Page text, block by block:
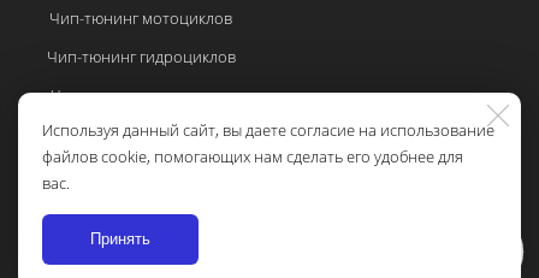
Чип-тюнинг мотоциклов
Чип-тюнинг гидроциклов
Частые вопросы по чип-
Политика
конфиденциальности
Используя данный сайт, вы даете согласие на использование
файлов cookie, помогающих нам сделать его удобнее для
вас.
Принять